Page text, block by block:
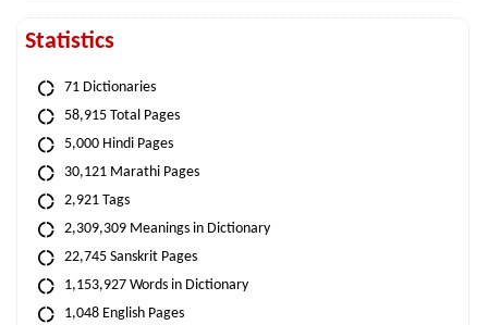
Statistics
71 Dictionaries
58,915 Total Pages
5,000 Hindi Pages
30,121 Marathi Pages
2,921 Tags
2,309,309 Meanings in Dictionary
22,745 Sanskrit Pages
1,153,927 Words in Dictionary
1,048 English Pages